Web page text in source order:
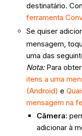
destinatário.
ferramenta
Se quiser
mensagem,
uma das
Nota: Para
itens a uma
(Android) e
mensagem na
Câmera:
adicionar à